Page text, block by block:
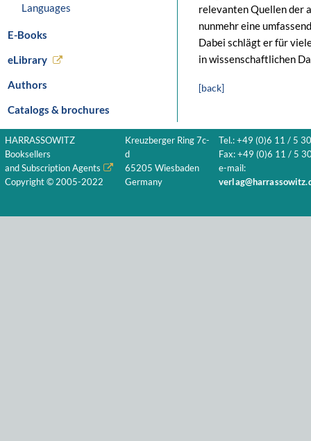
Languages
E-Books
eLibrary
Authors
Catalogs & brochures
relevanten Quellen der
nunmehr eine
Dabei schlägt er für
in wissenschaftlichen
[back]
HARRASSOWITZ
Booksellers
and Subscription Agents
Copyright © 2005-2022
Kreuzberger Ring 7c-
d
65205 Wiesbaden
Germany
Tel.: +49 (0)6 11 / 5
Fax: +49 (0)6 11 / 5
e-mail: